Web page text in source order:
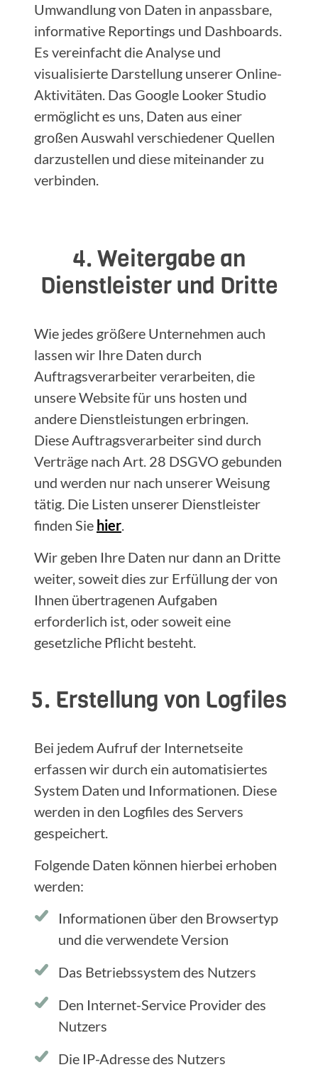
Umwandlung von Daten in anpassbare,
informative Reportings und Dashboards.
Es vereinfacht die Analyse und
visualisierte Darstellung unserer Online-
Aktivitäten. Das Google Looker Studio
ermöglicht es uns, Daten aus einer
großen Auswahl verschiedener Quellen
darzustellen und diese miteinander zu
verbinden.
4. Weitergabe an
Dienstleister und Dritte
Wie jedes größere Unternehmen auch
lassen wir Ihre Daten durch
Auftragsverarbeiter verarbeiten, die
unsere Website für uns hosten und
andere Dienstleistungen erbringen.
Diese Auftragsverarbeiter sind durch
Verträge nach Art. 28 DSGVO gebunden
und werden nur nach unserer Weisung
tätig. Die Listen unserer Dienstleister
finden Sie hier.
Wir geben Ihre Daten nur dann an Dritte
weiter, soweit dies zur Erfüllung der von
Ihnen übertragenen Aufgaben
erforderlich ist, oder soweit eine
gesetzliche Pflicht besteht.
5. Erstellung von Logfiles
Bei jedem Aufruf der Internetseite
erfassen wir durch ein automatisiertes
System Daten und Informationen. Diese
werden in den Logfiles des Servers
gespeichert.
Folgende Daten können hierbei erhoben
werden:
Informationen über den Browsertyp
und die verwendete Version
Das Betriebssystem des Nutzers
Den Internet-Service Provider des
Nutzers
Die IP-Adresse des Nutzers